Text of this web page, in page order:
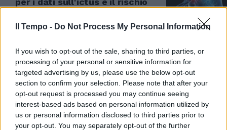
Il Tempo - Do Not Process My Personal Information
If you wish to opt-out of the sale, sharing to third parties, or
processing of your personal or sensitive information for
targeted advertising by us, please use the below opt-out
section to confirm your selection. Please note that after your
opt-out request is processed you may continue seeing
interest-based ads based on personal information utilized by
us or personal information disclosed to third parties prior to
your opt-out. You may separately opt-out of the further
morte
17/05/2021
PIANO PANDEMICO
"Via i riferimenti Oms". Zambon
e il caso del libro a Non è
L'Arena, chi vuole insabbiare
tutto
16/05/2021